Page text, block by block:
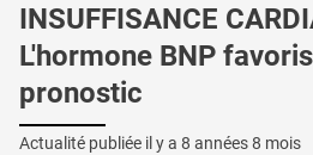
INSUFFISANCE
L'hormone BNP
pronostic
Actualité publiée il y a 8 années 8 mois